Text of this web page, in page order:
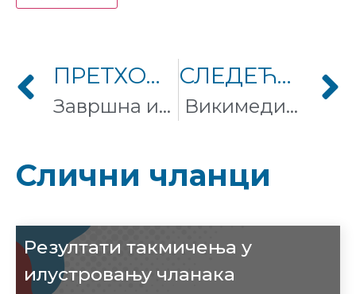
ПРЕТХОДНИ ЧЛАНАК
Завршна изложба „Вики воли Земљу“ у Панчеву
СЛЕДЕЋИ ЧЛАНАК
Викимедија Србије организује такмичење у писању чланака о женским темама
Слични чланци
Резултати такмичења у
илустровању чланака